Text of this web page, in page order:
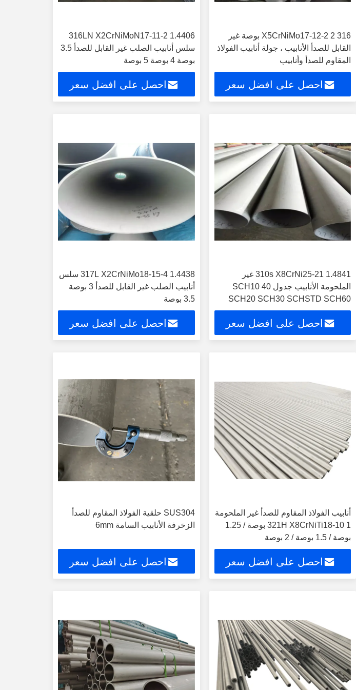
316 X5CrNiMo17-12-2 2 بوصة غير
القابل للصدأ الأنابيب ، جولة أنابيب الفولاذ
المقاوم للصدأ وأنابيب
احصل على افضل سعر
316LN X2CrNiMoN17-11-2 1.4406
سلس أنابيب الصلب غير القابل للصدأ 3.5
بوصة 4 بوصة 5 بوصة
احصل على افضل سعر
310s X8CrNi25-21 1.4841 غير
الملحومة الأنابيب جدول 40 SCH10
SCH20 SCH30 SCHSTD SCH60
احصل على افضل سعر
317L X2CrNiMo18-15-4 1.4438 سلس
أنابيب الصلب غير القابل للصدأ 3 بوصة
3.5 بوصة
احصل على افضل سعر
أنابيب الفولاذ المقاوم للصدأ غير الملحومة
321H X8CrNiTi18-10 1 بوصة / 1.25
بوصة / 1.5 بوصة / 2 بوصة
احصل على افضل سعر
SUS304 حلقية الفولاذ المقاوم للصدأ
الزخرفة الأنابيب السامة 6mm
احصل على افضل سعر